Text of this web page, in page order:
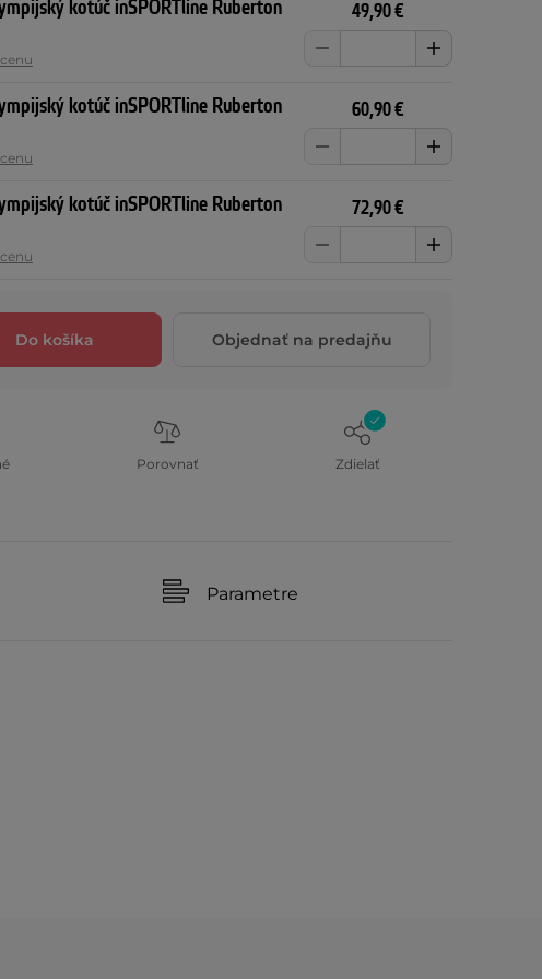
kotúč inSPORTline Ruberton
49,90 €
kotúč inSPORTline Ruberton
60,90 €
kotúč inSPORTline Ruberton
72,90 €
Do košíka Objednať na predajňu
Porovnať Zdielať
Parametre